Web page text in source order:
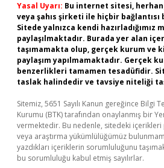
Yasal Uyarı: Bu internet sitesi,
veya şahıs şirketi ile hiçbir
Sitede yalnızca kendi hazırladığımız
paylaşılmaktadır. Burada yer alan
taşımamakta olup, gerçek kurum ve
paylaşım yapılmamaktadır. Gerçek
benzerlikleri tamamen tesadüfidir.
taslak halindedir ve tavsiye niteliği
Sitemiz, 5651 Sayılı Kanun gereğince Bilgi
Kurumu (BTK) tarafından onaylanmış bir
vermektedir. Bu nedenle, sitedeki
veya araştırma yükümlülüğümüz
yazdıkları içeriklerin sorumluluğunu
bu sorumluluğu kabul etmiş sayılırlar.